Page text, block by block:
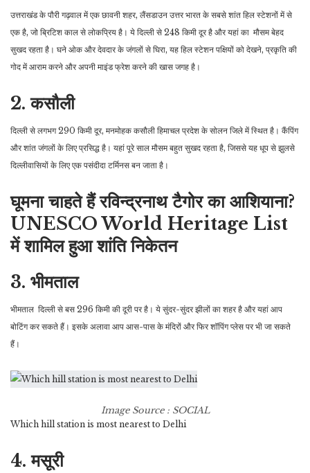
उत्तराखंड के पौरी गढ़वाल में एक छावनी शहर, लैंसडाउन उत्तर भारत के सबसे शांत हिल स्टेशनों में से
एक है, जो ब्रिटिश काल से लोकप्रिय है। ये दिल्ली से 248 किमी दूर है और यहां का मौसम बेहद
सुखद रहता है। घने ओक और देवदार के जंगलों से घिरा, यह हिल स्टेशन पक्षियों को देखने, प्रकृति की
गोद में आराम करने और अपनी माइंड फ्रेश करने की खास जगह है।
2. कसौली
दिल्ली से लगभग 290 किमी दूर, मनमोहक कसौली हिमाचल प्रदेश के सोलन जिले में स्थित है। कैंपिंग
और शांत जंगलों के लिए प्रसिद्ध है। यहां पूरे साल मौसम बहुत सुखद रहता है, जिससे यह धूप से झुलसे
दिल्लीवासियों के लिए एक पसंदीदा टर्मिनस बन जाता है।
घूमना चाहते हैं रविन्द्रनाथ टैगोर का आशियाना?
UNESCO World Heritage List
में शामिल हुआ शांति निकेतन
3. भीमताल
भीमताल दिल्ली से बस 296 किमी की दूरी पर है। ये सुंदर-सुंदर झीलों का शहर है और यहां आप
बोटिंग कर सकते हैं। इसके अलावा आप आस-पास के मंदिरों और फिर शॉपिंग प्लेस पर भी जा सकते
हैं।
Image Source : SOCIAL
Which hill station is most nearest to Delhi
4. मसूरी